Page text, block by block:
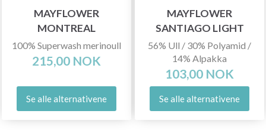
MAYFLOWER
MONTREAL
100% Superwash merinoull
215,00 NOK
Se alle alternativene
MAYFLOWER
SANTIAGO LIGHT
56% Ull / 30% Polyamid /
14% Alpakka
103,00 NOK
Se alle alternativene